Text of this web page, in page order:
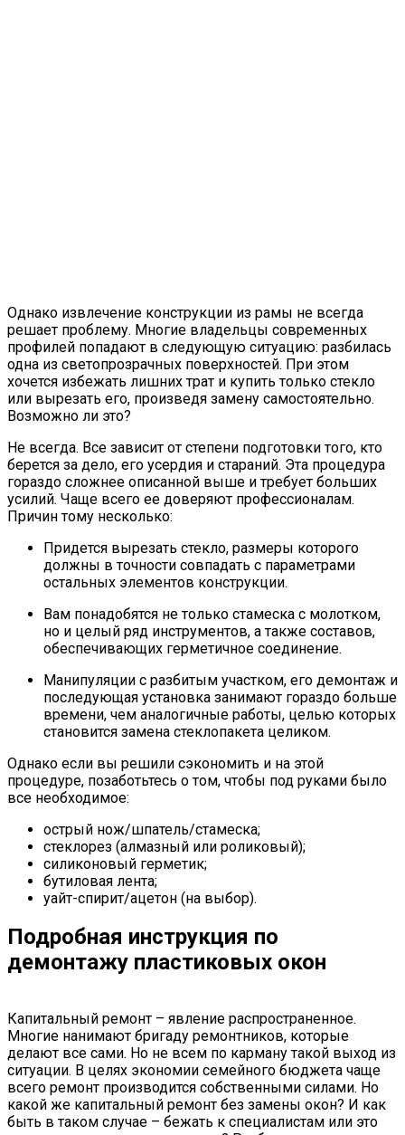
Однако извлечение конструкции из рамы не всегда
решает проблему. Многие владельцы современных
профилей попадают в следующую ситуацию: разбилась
одна из светопрозрачных поверхностей. При этом
хочется избежать лишних трат и купить только стекло
или вырезать его, произведя замену самостоятельно.
Возможно ли это?
Не всегда. Все зависит от степени подготовки того, кто
берется за дело, его усердия и стараний. Эта процедура
гораздо сложнее описанной выше и требует больших
усилий. Чаще всего ее доверяют профессионалам.
Причин тому несколько:
Придется вырезать стекло, размеры которого
должны в точности совпадать с параметрами
остальных элементов конструкции.
Вам понадобятся не только стамеска с молотком,
но и целый ряд инструментов, а также составов,
обеспечивающих герметичное соединение.
Манипуляции с разбитым участком, его демонтаж и
последующая установка занимают гораздо больше
времени, чем аналогичные работы, целью которых
становится замена стеклопакета целиком.
Однако если вы решили сэкономить и на этой
процедуре, позаботьтесь о том, чтобы под руками было
все необходимое:
острый нож/шпатель/стамеска;
стеклорез (алмазный или роликовый);
силиконовый герметик;
бутиловая лента;
уайт-спирит/ацетон (на выбор).
Подробная инструкция по
демонтажу пластиковых окон
Капитальный ремонт – явление распространенное.
Многие нанимают бригаду ремонтников, которые
делают все сами. Но не всем по карману такой выход из
ситуации. В целях экономии семейного бюджета чаще
всего ремонт производится собственными силами. Но
какой же капитальный ремонт без замены окон? И как
быть в таком случае – бежать к специалистам или это